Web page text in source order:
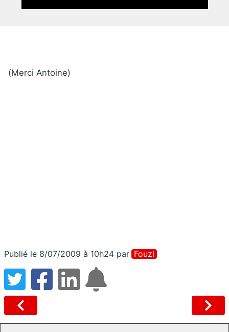
(Merci Antoine)
Publié le 8/07/2009 à 10h24 par Fouzi